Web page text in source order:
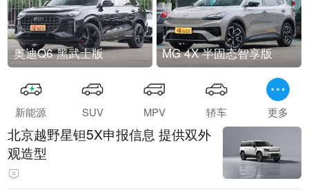
奥迪Q6 黑武士版 MG 4X 半固态智享版
新能源 SUV MPV 轿车 更多
北京越野星钽5X申报信息 提供双外
观造型